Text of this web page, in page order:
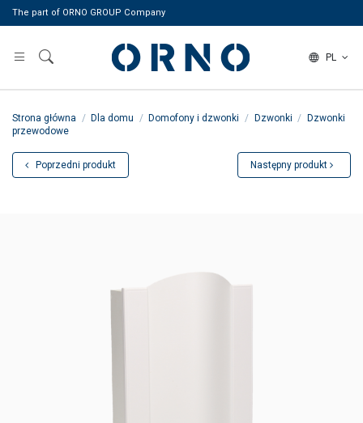
The part of ORNO GROUP Company
PL
Strona główna Dla domu Domofony i dzwonki Dzwonki
Dzwonki
przewodowe
Poprzedni produkt Następny produkt